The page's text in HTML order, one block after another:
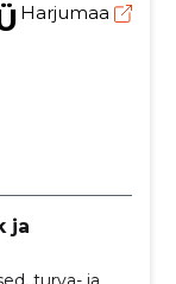
Harjumaa
ja